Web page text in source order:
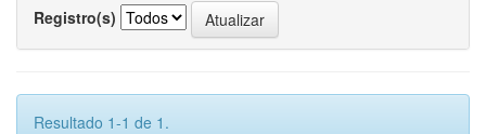
Registro(s)
Resultado 1-1 de 1.